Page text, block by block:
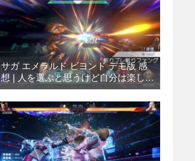
サガ エメラルド ビヨンド デモ版 感
想 | 人を選ぶと思うけど自分は楽しめ
ました